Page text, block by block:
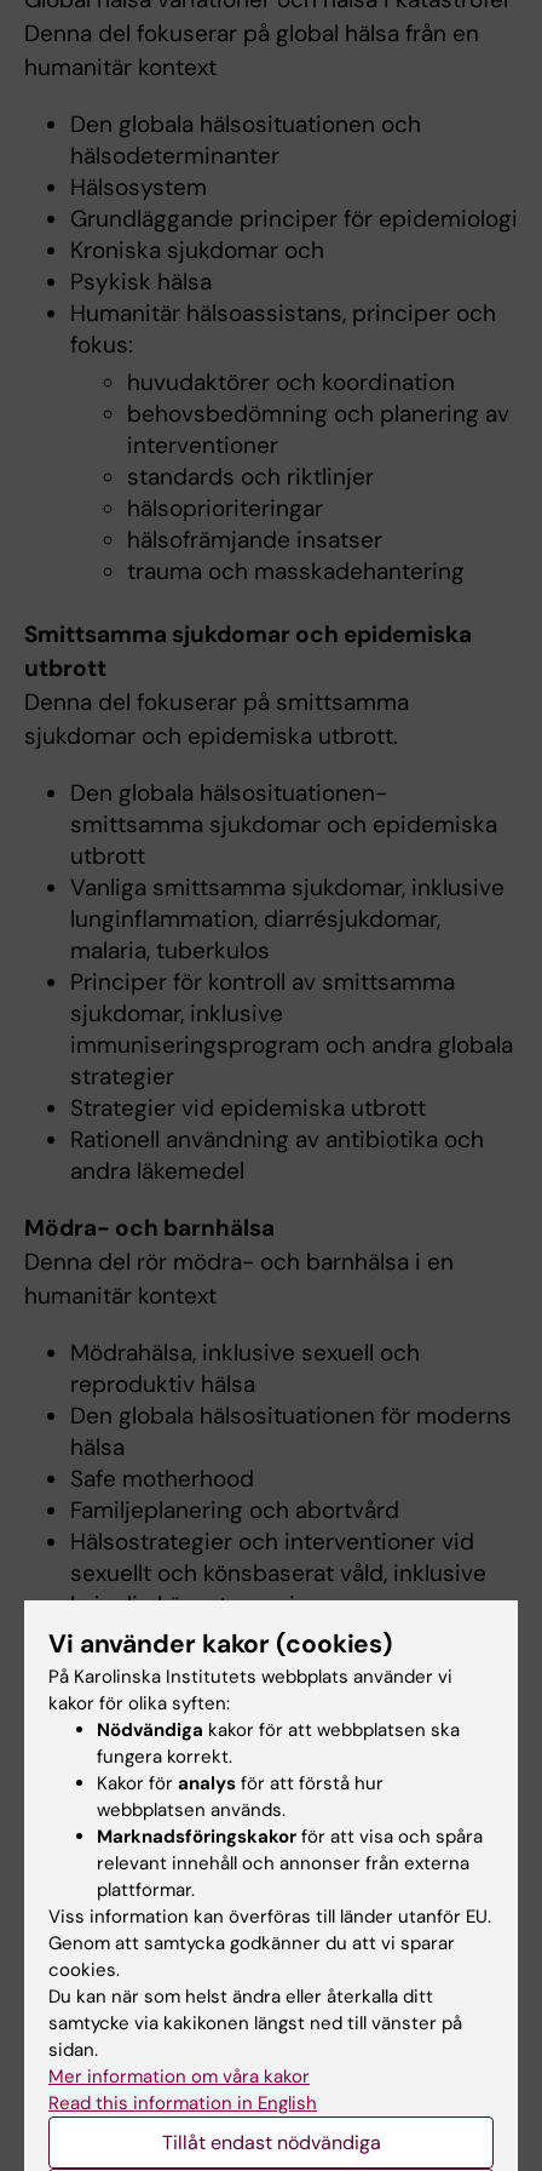
Denna del fokuserar på global hälsa från en
humanitär kontext
Den globala hälsosituationen och
hälsodeterminanter
Hälsosystem
Grundläggande principer för epidemiologi
Kroniska sjukdomar och
Psykisk hälsa
Humanitär hälsoassistans, principer och
fokus:
huvudaktörer och koordination
behovsbedömning och planering av
interventioner
standards och riktlinjer
hälsoprioriteringar
hälsofrämjande insatser
trauma och masskadehantering
Smittsamma sjukdomar och epidemiska
utbrott
Denna del fokuserar på smittsamma
sjukdomar och epidemiska utbrott.
Den globala hälsosituationen-
smittsamma sjukdomar och epidemiska
utbrott
Vanliga smittsamma sjukdomar, inklusive
lunginflammation, diarrésjukdomar,
malaria, tuberkulos
Principer för kontroll av smittsamma
sjukdomar, inklusive
immuniseringsprogram och andra globala
strategier
Strategier vid epidemiska utbrott
Rationell användning av antibiotika och
andra läkemedel
Mödra- och barnhälsa
Denna del rör mödra- och barnhälsa i en
humanitär kontext
Mödrahälsa, inklusive sexuell och
reproduktiv hälsa
Den globala hälsosituationen för moderns
hälsa
Safe motherhood
Familjeplanering och abortvård
Hälsostrategier och interventioner vid
sexuellt och könsbaserat våld, inklusive
kvinnlig könsstympning
Den globala hälsosituationen relaterat till
barns hälsa
Integrerad hantering av
barndomssjukdomar
Neonatologi och vård av det nyfödda
barnet
Förebyggande, integrerad och botande
hälsovård för vanliga barnsjukdomar och
barnhälsohot
Vård och hantering av undernäring
Arbetsformer
Interaktiva lektioner, diskussionsseminarier,
fallbaserade grupparbeten och kliniska
simuleringsövningar.
Vi använder kakor (cookies)
På Karolinska Institutets webbplats använder vi
kakor för olika syften:
Nödvändiga kakor för att webbplatsen ska
fungera korrekt.
Kakor för analys för att förstå hur
webbplatsen används.
Marknadsföringskakor för att visa och spåra
relevant innehåll och annonser från externa
plattformar.
Viss information kan överföras till länder utanför EU.
Genom att samtycka godkänner du att vi sparar
cookies.
Du kan när som helst ändra eller återkalla ditt
samtycke via kakikonen längst ned till vänster på
sidan.
Mer information om våra kakor
Read this information in English
Tillåt endast nödvändiga